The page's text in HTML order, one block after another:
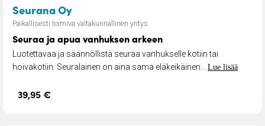
Seurana Oy– Seuraa ja apua vanhuksen arkeen
Paikallisesti toimiva valtakunnallinen yritys
Seuraa ja apua vanhuksen arkeen
Luotettavaa ja säännöllistä seuraa vanhukselle kotiin tai
hoivakotiin. Seuralainen on aina sama eläkeikäinen... Lue lisää
39,95 €